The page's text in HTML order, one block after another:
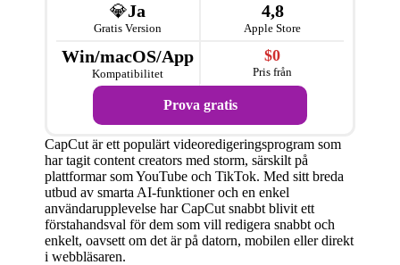
💎Ja
Gratis Version
4,8
Apple Store
Win/macOS/App
Kompatibilitet
$0
Pris från
Prova gratis
CapCut är ett populärt videoredigeringsprogram som
har tagit content creators med storm, särskilt på
plattformar som YouTube och TikTok. Med sitt breda
utbud av smarta AI-funktioner och en enkel
användarupplevelse har CapCut snabbt blivit ett
förstahandsval för dem som vill redigera snabbt och
enkelt, oavsett om det är på datorn, mobilen eller direkt
i webbläsaren.